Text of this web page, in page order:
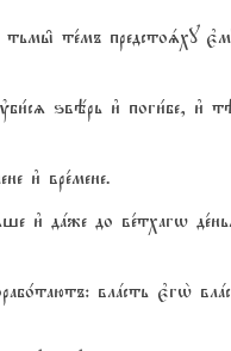
те1мъ предстоsху
ѕвёрь и3 поги1бе, и3
и3 вре1мене.
дaже до ве1тхагw
влaсть є3гw2